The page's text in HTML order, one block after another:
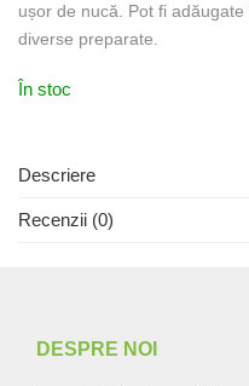
ușor de nucă. Pot fi
diverse preparate.
În stoc
Descriere
Recenzii (0)
DESPRE NOI